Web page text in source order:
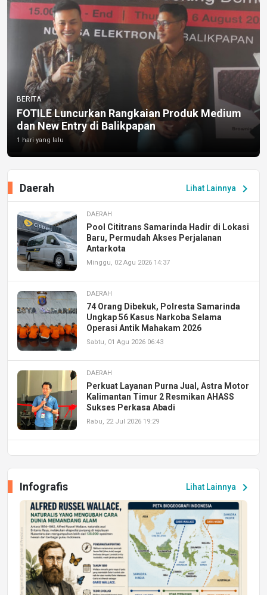
BERITA
FOTILE Luncurkan Rangkaian Produk Medium
dan New Entry di Balikpapan
1 hari yang lalu
Lihat Lainnya chevron_right
Daerah
DAERAH
Pool Cititrans Samarinda Hadir di Lokasi
Baru, Permudah Akses Perjalanan
Antarkota
Minggu, 02 Agu 2026 14:37
DAERAH
74 Orang Dibekuk, Polresta Samarinda
Ungkap 56 Kasus Narkoba Selama
Operasi Antik Mahakam 2026
Sabtu, 01 Agu 2026 06:43
DAERAH
Perkuat Layanan Purna Jual, Astra Motor
Kalimantan Timur 2 Resmikan AHASS
Sukses Perkasa Abadi
Rabu, 22 Jul 2026 19:29
Peluang Kerja dan Magang
Jumat, 17 Jul 2026 22:30
DAERAH
Astra Motor Kalimantan Timur 2 Dukung
Mahasiswa Samarinda dalam Astra
Honda SDGs Future Leaders 2026
Jumat, 10 Jul 2026 19:01
Lihat Lainnya chevron_right
Infografis